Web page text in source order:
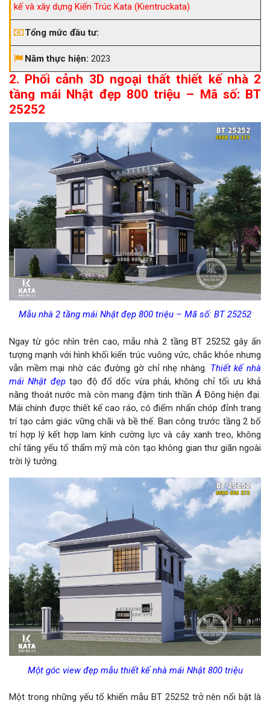
kế và xây dựng Kiến Trúc Kata (Kientruckata)
Tổng mức đầu tư:
Năm thực hiện: 2023
2. Phối cảnh 3D ngoại thất thiết kế nhà 2
tầng mái Nhật đẹp 800 triệu – Mã số: BT
25252
Mẫu nhà 2 tầng mái Nhật đẹp 800 triệu – Mã số: BT 25252
Ngay từ góc nhìn trên cao, mẫu nhà 2 tầng BT 25252 gây ấn
tượng mạnh với hình khối kiến trúc vuông vức, chắc khỏe nhưng
vẫn mềm mại nhờ các đường gờ chỉ nhẹ nhàng. Thiết kế nhà
mái Nhật đẹptạo độ đổ dốc vừa phải, không chỉ tối ưu khả
năng thoát nước mà còn mang đậm tinh thần Á Đông hiện đại.
Mái chính được thiết kế cao ráo, có điểm nhấn chóp đỉnh trang
trí tạo cảm giác vững chãi và bề thế. Ban công trước tầng 2 bố
trí hợp lý kết hợp lam kính cường lực và cây xanh treo, không
chỉ tăng yếu tố thẩm mỹ mà còn tạo không gian thư giãn ngoài
trời lý tưởng.
Một góc view đẹp mẫu thiết kế nhà mái Nhật 800 triệu
Một trong những yếu tố khiến mẫu BT 25252 trở nên nổi bật là